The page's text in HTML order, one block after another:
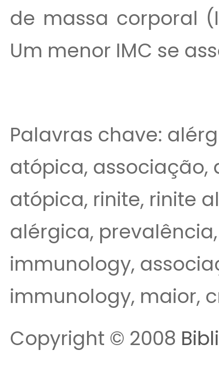
de massa corporal
Um menor IMC se
Palavras chave:
atópica, associação,
atópica, rinite, rinite
alérgica,
immunology,
immunology, maior,
Copyright © 2008